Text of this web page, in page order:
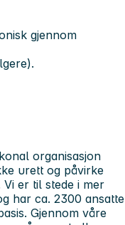
gjennom
organisasjon
urett og påvirke
er til stede i mer
har ca. 2300 ansatte
Gjennom våre